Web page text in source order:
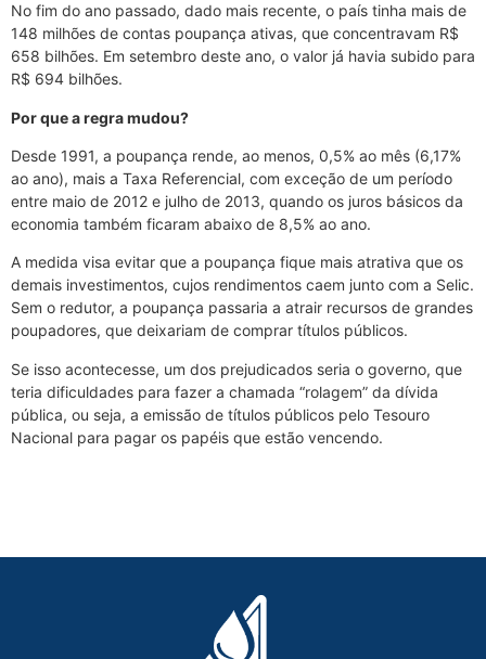
No fim do ano passado, dado mais recente, o país tinha mais de
148 milhões de contas poupança ativas, que concentravam R$
658 bilhões. Em setembro deste ano, o valor já havia subido para
R$ 694 bilhões.
Por que a regra mudou?
Desde 1991, a poupança rende, ao menos, 0,5% ao mês (6,17%
ao ano), mais a Taxa Referencial, com exceção de um período
entre maio de 2012 e julho de 2013, quando os juros básicos da
economia também ficaram abaixo de 8,5% ao ano.
A medida visa evitar que a poupança fique mais atrativa que os
demais investimentos, cujos rendimentos caem junto com a Selic.
Sem o redutor, a poupança passaria a atrair recursos de grandes
poupadores, que deixariam de comprar títulos públicos.
Se isso acontecesse, um dos prejudicados seria o governo, que
teria dificuldades para fazer a chamada “rolagem” da dívida
pública, ou seja, a emissão de títulos públicos pelo Tesouro
Nacional para pagar os papéis que estão vencendo.